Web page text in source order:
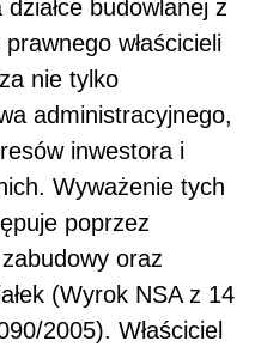
budowlanej z
właścicieli
nie tylko
administracyjnego,
inwestora i
Wyważenie tych
poprzez
oraz
(Wyrok NSA z 14
2005). Właściciel